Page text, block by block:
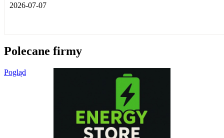
2026-07-07
Polecane firmy
Pogląd